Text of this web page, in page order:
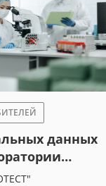
данных